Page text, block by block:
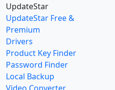
UpdateStar
UpdateStar Free &
Premium
Drivers
Product Key Finder
Password Finder
Local Backup